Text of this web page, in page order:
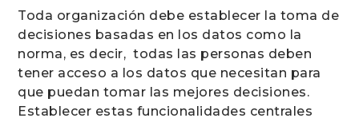
Toda organización debe establecer la toma de
decisiones basadas en los datos como la
norma, es decir, todas las personas deben
tener acceso a los datos que necesitan para
que puedan tomar las mejores decisiones.
Establecer estas funcionalidades centrales